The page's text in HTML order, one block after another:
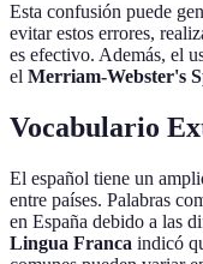
Esta confusión puede
evitar estos errores,
es efectivo. Además, el
el Merriam-Webster's
Vocabulario
El español tiene un
entre países. Palabras
en España debido a las
Lingua Franca indicó